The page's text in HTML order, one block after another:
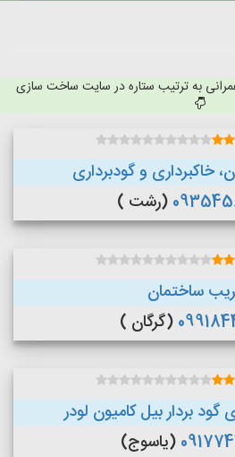
به ترتیب ستاره در سایت ساخت سازی
خاکبرداری و گودبرداری
(رشت )
ساختمان
(گرگان )
بردار بیل کامیون لودر
(یاسوج)